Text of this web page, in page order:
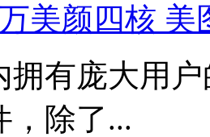
美颜四核 美
拥有庞大用
，除了...